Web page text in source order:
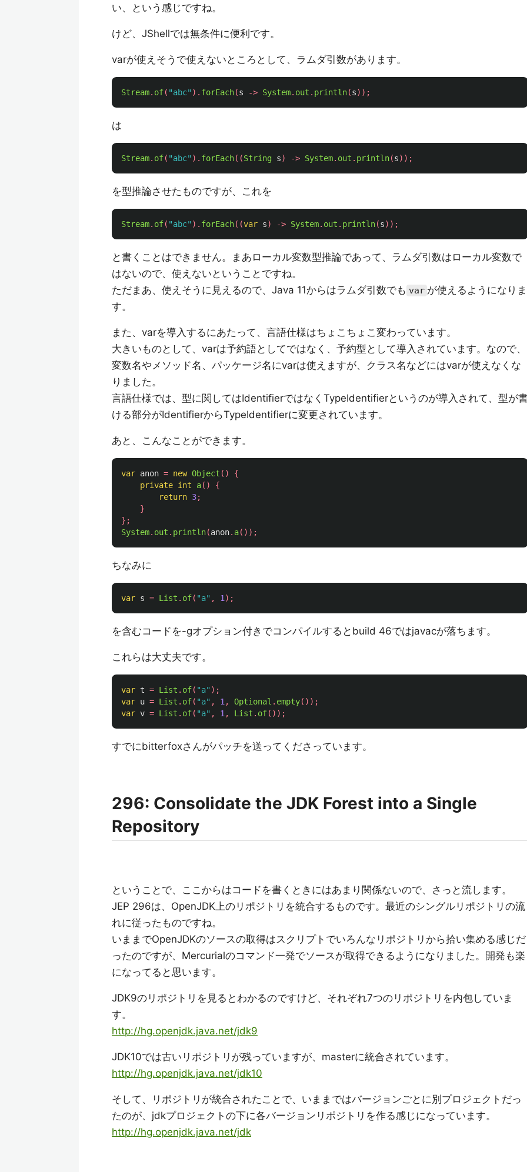
い、という感じですね。
けど、JShellでは無条件に便利です。
varが使えそうで使えないところとして、ラムダ引数があります。
Stream. of( "abc" ). forEach(s -> System. out . println(s));
は
Stream. of( "abc" ). forEach((String s) -> System. out . println(s));
を型推論させたものですが、これを
Stream. of( "abc" ). forEach((var s) -> System. out . println(s));
と書くことはできません。まあローカル変数型推論であって、ラムダ引数はローカル変数で
はないので、使えないということですね。
ただまあ、使えそうに見えるので、Java 11からはラムダ引数でも var が使えるようになりま
す。
また、varを導入するにあたって、言語仕様はちょこちょこ変わっています。
大きいものとして、varは予約語としてではなく、予約型として導入されています。なので、
変数名やメソッド名、パッケージ名にvarは使えますが、クラス名などにはvarが使えなくな
りました。
言語仕様では、型に関してはIdentifierではなくTypeIdentifierというのが導入されて、型が
ける部分がIdentifierからTypeIdentifierに変更されています。
あと、こんなことができます。
var anon = new Object ()
{
private int a()
{
return 3;
}
};
System. out . println(anon. a());
ちなみに
var s = List . of( "a" , 1 );
を含むコードを-gオプション付きでコンパイルするとbuild 46ではjavacが落ちます。
これらは大丈夫です。
var t = List . of( "a" );
var u = List . of( "a" , 1 , Optional . empty());
var v = List . of( "a" , 1 , List . of());
すでにbitterfoxさんがパッチを送ってくださっています。
296: Consolidate the JDK Forest into a Single
Repository
ということで、ここからはコードを書くときにはあまり関係ないので、さっと流します。
JEP 296は、OpenJDK上のリポジトリを統合するものです。最近のシングルリポジトリの流
れに従ったものですね。
いままでOpenJDKのソースの取得はスクリプトでいろんなリポジトリから拾い集める感じだ
ったのですが、Mercurialのコマンド一発でソースが取得できるようになりました。開発も楽
になってると思います。
JDK9のリポジトリを見るとわかるのですけど、それぞれ7つのリポジトリを内包していま
す。
http://hg.openjdk.java.net/jdk9
JDK10では古いリポジトリが残っていますが、masterに統合されています。
http://hg.openjdk.java.net/jdk10
そして、リポジトリが統合されたことで、いままではバージョンごとに別プロジェクトだっ
たのが、jdkプロジェクトの下に各バージョンリポジトリを作る感じになっています。
http://hg.openjdk.java.net/jdk